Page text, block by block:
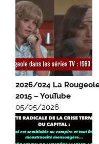
2026/024 La
2015 – YouTube
05/05/2026